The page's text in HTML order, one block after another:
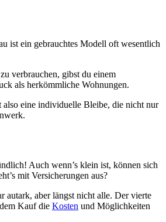
ist ein gebrauchtes Modell oft wesentlich
verbrauchen, gibst du einem
als herkömmliche Wohnungen.
eine individuelle Bleibe, die nicht nur
Auch wenn’s klein ist, können sich
mit Versicherungen aus?
autark, aber längst nicht alle. Der vierte
Kauf die Kosten und Möglichkeiten